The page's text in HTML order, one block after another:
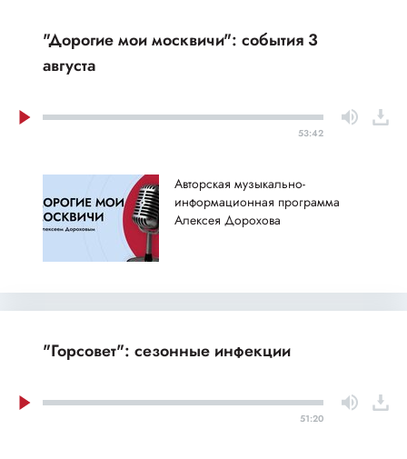
"Дорогие мои москвичи": события 3
августа
53:42
Авторская музыкально-
информационная программа
Алексея Дорохова
"Горсовет": сезонные инфекции
51:20